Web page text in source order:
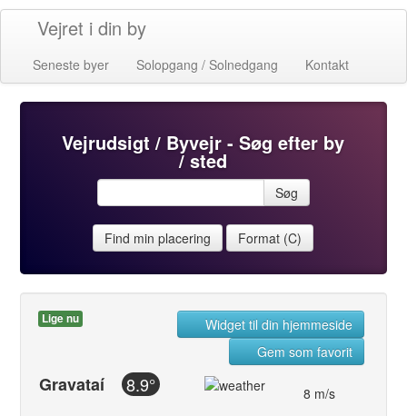
Vejret i din by
Seneste byer Solopgang / Solnedgang Kontakt
Vejrudsigt / Byvejr - Søg efter by
/ sted
Søg
Find min placering Format (C)
Lige nu
Widget til din hjemmeside
Gem som favorit
Gravataí 8.9° 8 m/s